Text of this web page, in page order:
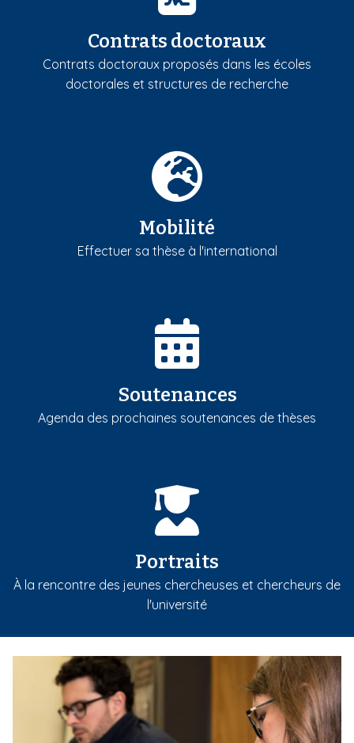
Contrats doctoraux
Contrats doctoraux proposés dans les écoles
doctorales et structures de recherche
Mobilité
Effectuer sa thèse à l'international
Soutenances
Agenda des prochaines soutenances de thèses
Portraits
À la rencontre des jeunes chercheuses et chercheurs de
l'université